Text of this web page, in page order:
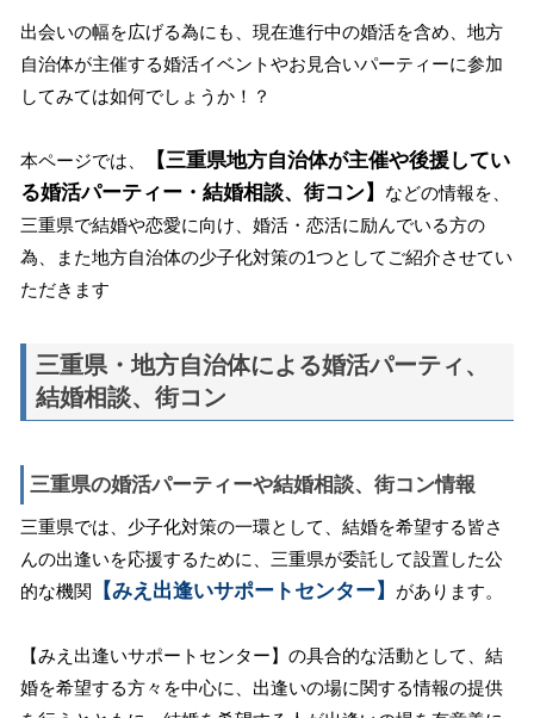
出会いの幅を広げる為にも、現在進行中の婚活を含め、地方
自治体が主催する婚活イベントやお見合いパーティーに参加
してみては如何でしょうか！？
本ページでは、
【三重県地方自治体が主催や後援してい
る婚活パーティー・結婚相談、街コン】
などの情報を、
三重県で結婚や恋愛に向け、婚活・恋活に励んでいる方の
為、また地方自治体の少子化対策の1つとしてご紹介させてい
ただきます
三重県・地方自治体による婚活パーティ、
結婚相談、街コン
三重県の婚活パーティーや結婚相談、街コン情報
三重県では、少子化対策の一環として、結婚を希望する皆さ
んの出逢いを応援するために、三重県が委託して設置した公
的な機関 【みえ出逢いサポートセンター】 があります。
【みえ出逢いサポートセンター】の具合的な活動として、結
婚を希望する方々を中心に、出逢いの場に関する情報の提供